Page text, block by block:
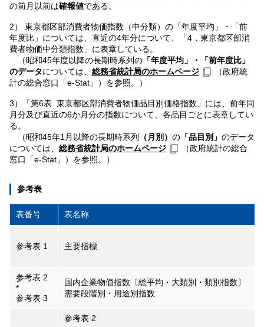
の前月以前は確報値である。
2） 東京都区部消費者物価指数（中分類）の「年度平均」・「前
年度比」については、直近の4年分について、「4．東京都区部消
費者物価中分類指数」に表章している。
（昭和45年度以降の長期時系列の「年度平均」・「前年度比」
のデータについては、 総務省統計局のホームページ
（政府統
計の総合窓口「e-Stat」）を参照。）
3）「第6表 東京都区部消費者物価品目別価格指数」には、前年同
月分及び直近の6か月分の指数について、各品目ごとに表章してい
る。
（昭和45年1月以降の長期時系列
（月別） の「品目別」 のデータ
については、 総務省統計局のホームページ
（政府統計の総合
窓口「e-Stat」）を参照。）
参考表
表番号 表名称
参考表 1 主要指標
参考表 2
*
参考表 3
国内企業物価指数〔総平均・大類別・類別指数〕
需要段階別・用途別指数
参考表 2